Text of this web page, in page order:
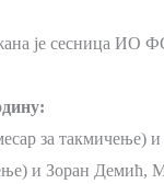
је сесница ИО
за такмичење)
и Зоран Демић,